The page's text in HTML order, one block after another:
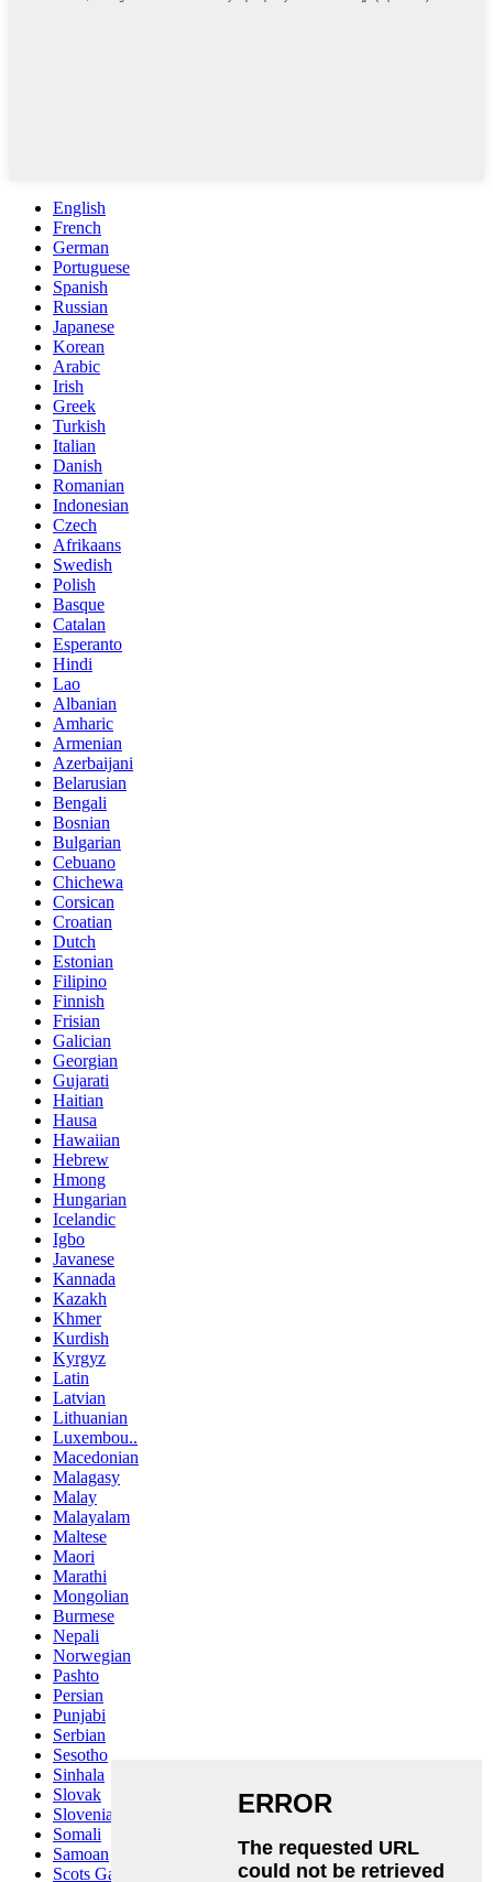
English
French
German
Portuguese
Spanish
Russian
Japanese
Korean
Arabic
Irish
Greek
Turkish
Italian
Danish
Romanian
Indonesian
Czech
Afrikaans
Swedish
Polish
Basque
Catalan
Esperanto
Hindi
Lao
Albanian
Amharic
Armenian
Azerbaijani
Belarusian
Bengali
Bosnian
Bulgarian
Cebuano
Chichewa
Corsican
Croatian
Dutch
Estonian
Filipino
Finnish
Frisian
Galician
Georgian
Gujarati
Haitian
Hausa
Hawaiian
Hebrew
Hmong
Hungarian
Icelandic
Igbo
Javanese
Kannada
Kazakh
Khmer
Kurdish
Kyrgyz
Latin
Latvian
Lithuanian
Luxembou..
Macedonian
Malagasy
Malay
Malayalam
Maltese
Maori
Marathi
Mongolian
Burmese
Nepali
Norwegian
Pashto
Persian
Punjabi
Serbian
Sesotho
Sinhala
Slovak
Slovenian
Somali
Samoan
Scots Gaelic